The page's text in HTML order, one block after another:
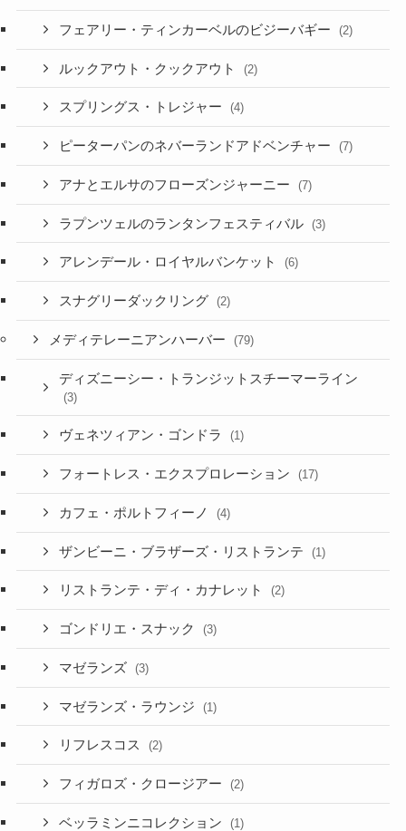
フェアリー・ティンカーベルのビジーバギー (2)
ルックアウト・クックアウト (2)
スプリングス・トレジャー (4)
ピーターパンのネバーランドアドベンチャー (7)
アナとエルサのフローズンジャーニー (7)
ラプンツェルのランタンフェスティバル (3)
アレンデール・ロイヤルバンケット (6)
スナグリーダックリング (2)
メディテレーニアンハーバー (79)
ディズニーシー・トランジットスチーマーライン
(3)
ヴェネツィアン・ゴンドラ (1)
フォートレス・エクスプロレーション (17)
カフェ・ポルトフィーノ (4)
ザンビーニ・ブラザーズ・リストランテ (1)
リストランテ・ディ・カナレット (2)
ゴンドリエ・スナック (3)
マゼランズ (3)
マゼランズ・ラウンジ (1)
リフレスコス (2)
フィガロズ・クロージアー (2)
ベッラミンニコレクション (1)